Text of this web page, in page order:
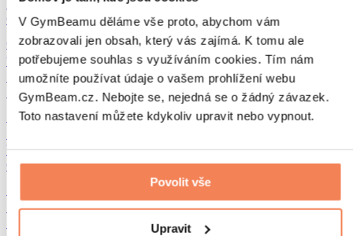
V GymBeamu děláme vše proto, abychom vám
zobrazovali jen obsah, který vás zajímá. K tomu ale
potřebujeme souhlas s využíváním cookies. Tím nám
umožníte používat údaje o vašem prohlížení webu
GymBeam.cz. Nebojte se, nejedná se o žádný závazek.
Toto nastavení můžete kdykoliv upravit nebo vypnout.
Povolit vše
Upravit
Luštěniny
Ostatní fitness jídlo
Ořechová másla
100% ořechová másla
Sladká ořechová másla
Proteinová ořechová másla
Superpotraviny
Vláknina
Ostatní superpotraviny
Proteinové tyčinky